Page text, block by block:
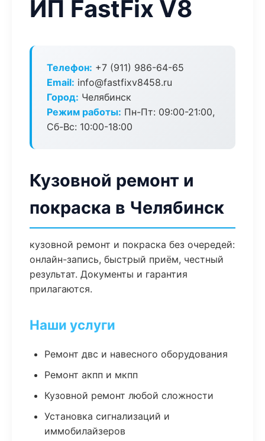
ИП FastFix V8
Телефон: +7 (911) 986-64-65
Email: info@fastfixv8458.ru
Город: Челябинск
Режим работы: Пн-Пт: 09:00-21:00,
Сб-Вс: 10:00-18:00
Кузовной ремонт и
покраска в Челябинск
кузовной ремонт и покраска без очередей:
онлайн-запись, быстрый приём, честный
результат. Документы и гарантия
прилагаются.
Наши услуги
Ремонт двс и навесного оборудования
Ремонт акпп и мкпп
Кузовной ремонт любой сложности
Установка сигнализаций и
иммобилайзеров